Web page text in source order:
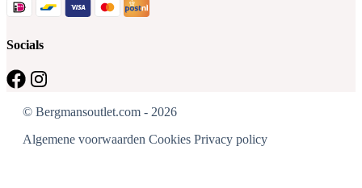
Socials
© Bergmansoutlet.com - 2026
Algemene voorwaarden Cookies Privacy policy